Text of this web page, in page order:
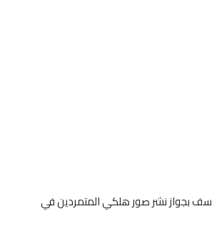
بجواز نشر صور هلكي المتمردين في